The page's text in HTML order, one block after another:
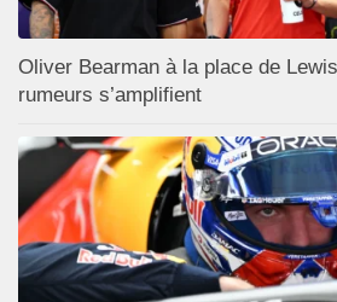
Oliver Bearman à la place de
rumeurs s’amplifient